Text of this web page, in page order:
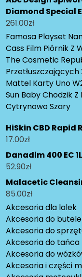
Diamond Special
261.00zł
Famosa Playset
Cass Film Piórnik Z
The Cosmetic
Mattel Karty Uno
Sun Baby Chodzik
Cytrynowo Szary
HiSkin CBD Rapid
17.00zł
Danadim 400 EC 1L
52.90zł
Malacetic
85.00zł
Akcesoria dla lalek
Akcesoria do
Akcesoria do
Akcesoria do tańca
Akcesoria do
Akcesoria i części